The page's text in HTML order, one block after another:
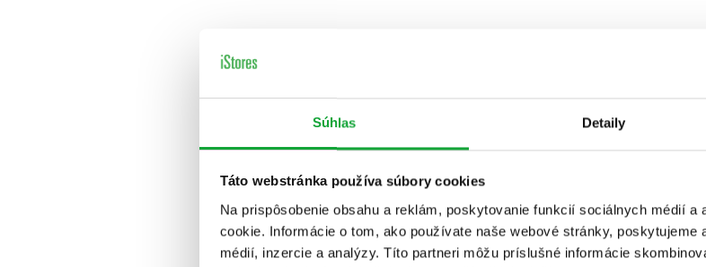
Súhlas Detaily
Táto webstránka používa súbory cookies
Na prispôsobenie obsahu a reklám, poskytovanie funkcií sociálnych médií
cookie. Informácie o tom, ako používate naše webové stránky, poskytujeme
médií, inzercie a analýzy. Títo partneri môžu príslušné informácie